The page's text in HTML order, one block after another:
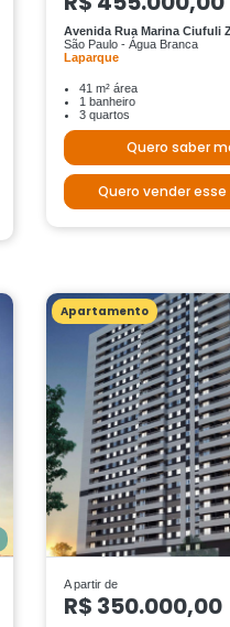
Avenida Rua Marina Ciufuli
São Paulo - Água Branca
Laparque
41 m² área
1 banheiro
3 quartos
Quero saber
Quero vender
Apartamento
A partir de
R$ 350.000,00